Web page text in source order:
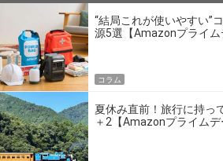
“結局これが使いやすい”
源5選【Amazonプライ
コラム
夏休み直前！旅行に持っ
＋2【Amazonプライム